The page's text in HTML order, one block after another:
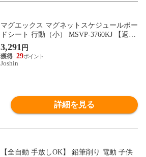
マグエックス マグネットスケジュールボー
ドシート 行動（小） MSVP-3760KJ 【返品
種別A】
3,291 円
29
Joshin
詳細を見る
【全自動 手放しOK】 鉛筆削り 電動 子供